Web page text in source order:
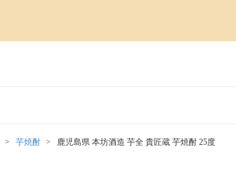
芋焼酎 鹿児島県 本坊酒造 芋全 貴匠蔵 芋焼酎 25度